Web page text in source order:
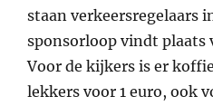
staan verkeersregelaars
sponsorloop vindt plaats
Voor de kijkers is er
lekkers voor 1 euro, ook